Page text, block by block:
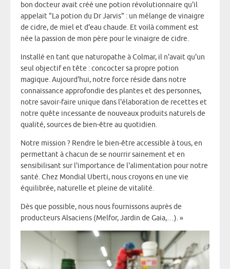
bon docteur avait créé une potion révolutionnaire qu'il
appelait "La potion du Dr Jarvis" : un mélange de vinaigre
de cidre, de miel et d'eau chaude. Et voilà comment est
née la passion de mon père pour le vinaigre de cidre.
Installé en tant que naturopathe à Colmar, il n'avait qu'un
seul objectif en tête : concocter sa propre potion
magique. Aujourd'hui, notre force réside dans notre
connaissance approfondie des plantes et des personnes,
notre savoir-faire unique dans l'élaboration de recettes et
notre quête incessante de nouveaux produits naturels de
qualité, sources de bien-être au quotidien.
Notre mission ? Rendre le bien-être accessible à tous, en
permettant à chacun de se nourrir sainement et en
sensibilisant sur l'importance de l'alimentation pour notre
santé. Chez Mondial Uberti, nous croyons en une vie
équilibrée, naturelle et pleine de vitalité.
Dès que possible, nous nous fournissons auprès de
producteurs Alsaciens (Melfor, Jardin de Gaia,…). »